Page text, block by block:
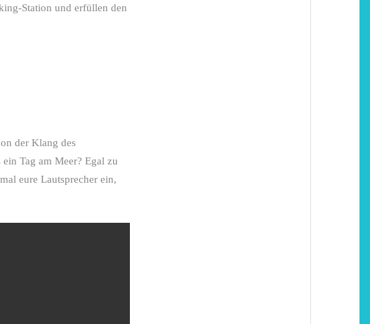
Station und erfüllen den
der Klang des
ein Tag am Meer? Egal zu
eure Lautsprecher ein,